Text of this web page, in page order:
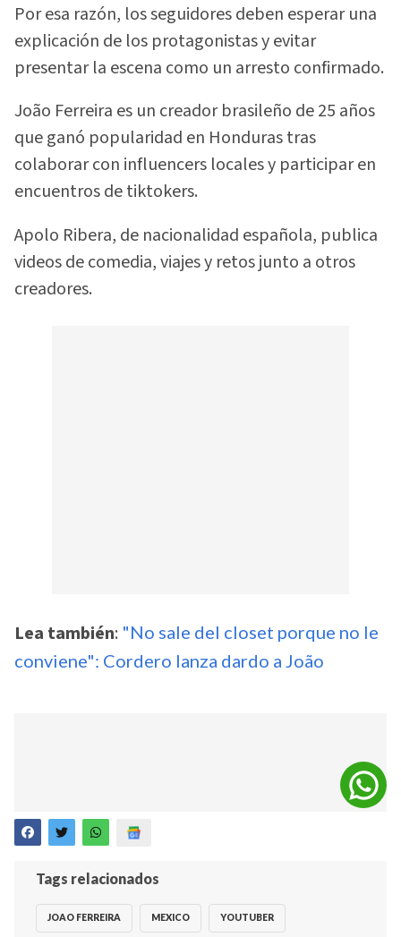
Por esa razón, los seguidores deben esperar una
explicación de los protagonistas y evitar
presentar la escena como un arresto confirmado.
João Ferreira es un creador brasileño de 25 años
que ganó popularidad en Honduras tras
colaborar con influencers locales y participar en
encuentros de tiktokers.
Apolo Ribera, de nacionalidad española, publica
videos de comedia, viajes y retos junto a otros
creadores.
Lea también: "No sale del closet porque no le
conviene": Cordero lanza dardo a João
Tags relacionados
JOAO FERREIRA MEXICO YOUTUBER